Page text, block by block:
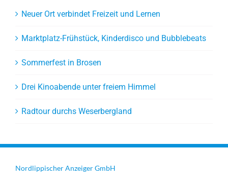
Neuer Ort verbindet Freizeit und Lernen
Marktplatz-Frühstück, Kinderdisco und Bubblebeats
Sommerfest in Brosen
Drei Kinoabende unter freiem Himmel
Radtour durchs Weserbergland
Nordlippischer Anzeiger GmbH